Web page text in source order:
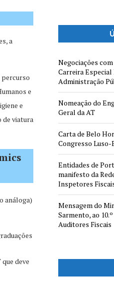
a
percurso
e
e
de viatura
análoga)
deve
Negociações
Carreira
Administração
Nomeação do
Geral da AT
Carta de Belo
Congresso
Entidades de
manifesto da
Inspetores
Mensagem do
Sarmento, ao
Auditores Fiscais